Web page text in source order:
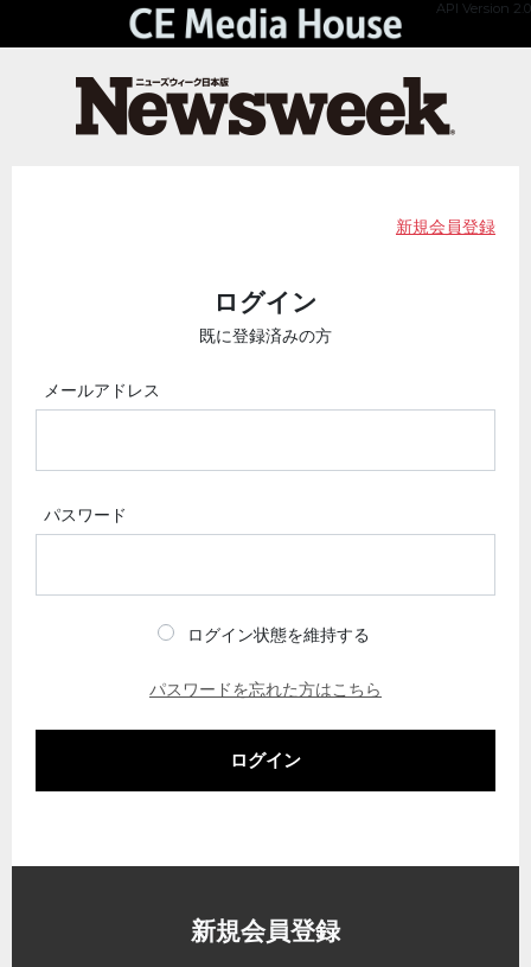
API Version 2.0
新規会員登録
ログイン
既に登録済みの方
メールアドレス
パスワード
ログイン状態を維持する
パスワードを忘れた方はこちら
ログイン
新規会員登録